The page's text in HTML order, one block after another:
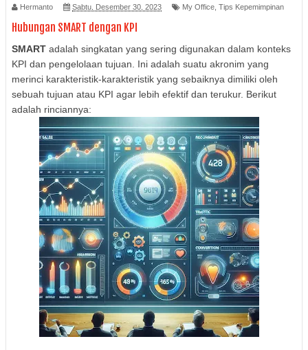
Hermanto Sabtu, Desember 30, 2023 My Office Tips Kepemimpinan
Hubungan SMART dengan KPI
SMART adalah singkatan yang sering digunakan dalam konteks
KPI dan pengelolaan tujuan. Ini adalah suatu akronim yang
merinci karakteristik-karakteristik yang sebaiknya dimiliki oleh
sebuah tujuan atau KPI agar lebih efektif dan terukur. Berikut
adalah rinciannya: